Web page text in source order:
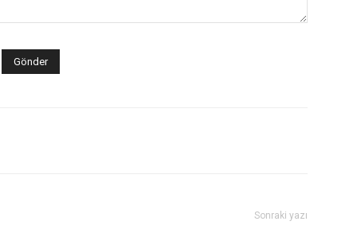
Sonraki yazı